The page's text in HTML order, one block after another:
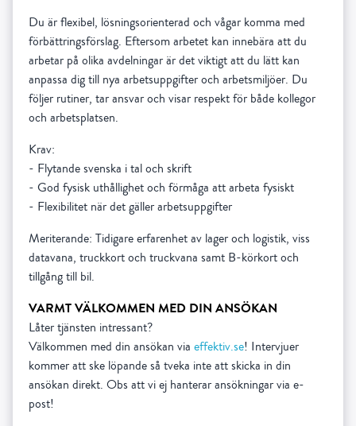
Du är flexibel, lösningsorienterad och vågar komma med
förbättringsförslag. Eftersom arbetet kan innebära att du
arbetar på olika avdelningar är det viktigt att du lätt kan
anpassa dig till nya arbetsuppgifter och arbetsmiljöer. Du
följer rutiner, tar ansvar och visar respekt för både kollegor
och arbetsplatsen.
Krav:
- Flytande svenska i tal och skrift
- God fysisk uthållighet och förmåga att arbeta fysiskt
- Flexibilitet när det gäller arbetsuppgifter
Meriterande: Tidigare erfarenhet av lager och logistik, viss
datavana, truckkort och truckvana samt B-körkort och
tillgång till bil.
VARMT VÄLKOMMEN MED DIN ANSÖKAN
Låter tjänsten intressant?
Välkommen med din ansökan via effektiv.se! Intervjuer
kommer att ske löpande så tveka inte att skicka in din
ansökan direkt. Obs att vi ej hanterar ansökningar via e-
post!